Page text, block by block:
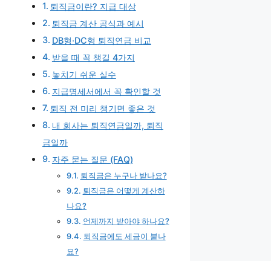
퇴직금이란? 지급 대상
퇴직금 계산 공식과 예시
DB형·DC형 퇴직연금 비교
받을 때 꼭 챙길 4가지
놓치기 쉬운 실수
지급명세서에서 꼭 확인할 것
퇴직 전 미리 챙기면 좋은 것
내 회사는 퇴직연금일까, 퇴직
금일까
자주 묻는 질문 (FAQ)
퇴직금은 누구나 받나요?
퇴직금은 어떻게 계산하
나요?
언제까지 받아야 하나요?
퇴직금에도 세금이 붙나
요?